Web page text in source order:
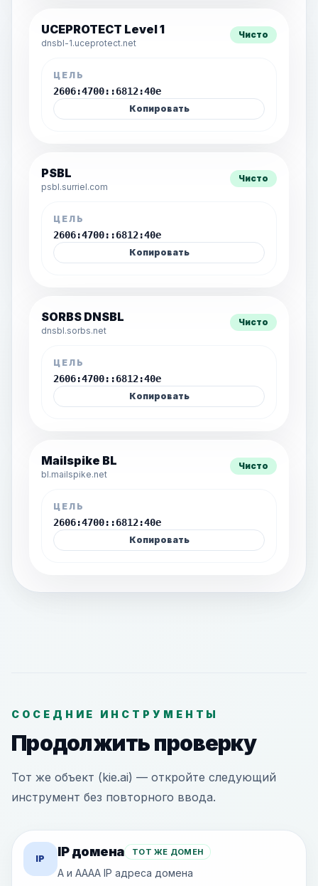
UCEPROTECT Level 1
dnsbl-1.uceprotect.net
Чисто
ЦЕЛЬ
2606:4700::6812:40e
Копировать
PSBL
psbl.surriel.com
Чисто
ЦЕЛЬ
2606:4700::6812:40e
Копировать
SORBS DNSBL
dnsbl.sorbs.net
Чисто
ЦЕЛЬ
2606:4700::6812:40e
Копировать
Mailspike BL
bl.mailspike.net
Чисто
ЦЕЛЬ
2606:4700::6812:40e
Копировать
СОСЕДНИЕ ИНСТРУМЕНТЫ
Продолжить проверку
Тот же объект (kie.ai) — откройте следующий
инструмент без повторного ввода.
IP IP домена ТОТ ЖЕ ДОМЕН
A и AAAA IP адреса домена